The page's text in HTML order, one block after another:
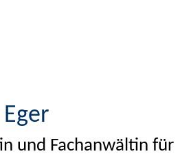
und Fachanwältin für